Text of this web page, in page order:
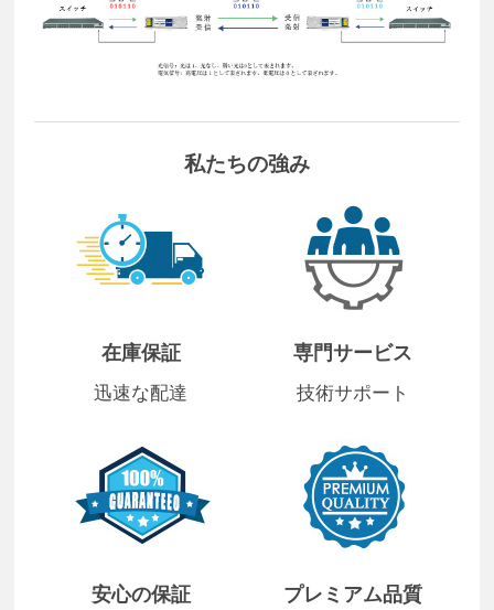
私たちの強み
在庫保証
迅速な配達
専門サービス
技術サポート
安心の保証 プレミアム品質